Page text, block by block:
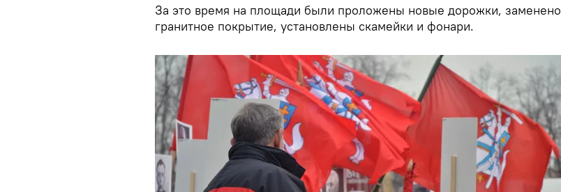
За это время на площади были проложены новые дорожки, заменено
гранитное покрытие, установлены скамейки и фонари.